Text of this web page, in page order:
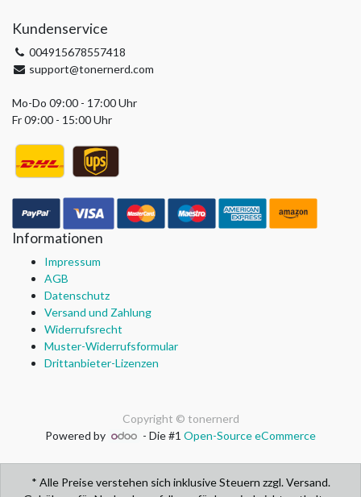
Kundenservice
004915678557418
support@tonernerd.com
Mo-Do 09:00 - 17:00 Uhr
Fr 09:00 - 15:00 Uhr
Informationen
Impressum
AGB
Datenschutz
Versand und Zahlung
Widerrufsrecht
Muster-Widerrufsformular
Drittanbieter-Lizenzen
Copyright © tonernerd
Powered by
- Die #1Open-Source eCommerce
* Alle Preise verstehen sich inklusive Steuern zzgl. Versand.